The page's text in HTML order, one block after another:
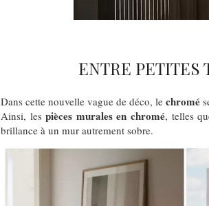
ENTRE PETITES
Dans cette nouvelle vague de déco, le chromé
Ainsi, lespièces murales en chromé, telles
brillance à un mur autrement sobre.